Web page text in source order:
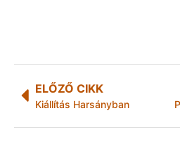
ELŐZŐ CIKK
Kiállítás Harsányban